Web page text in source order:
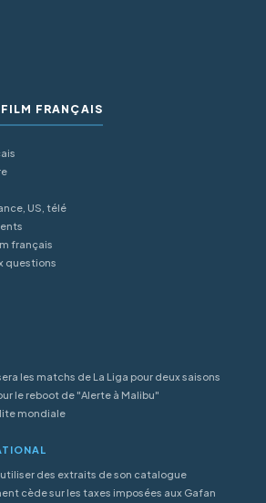
FRANÇAIS
US, télé
français
questions
les matchs de La Liga pour deux saisons
le reboot de "Alerte à Malibu"
mondiale
utiliser des extraits de son catalogue
cède sur les taxes imposées aux Gafan